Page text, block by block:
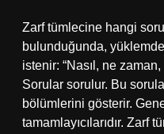
Zarf tümlecine hangi
bulunduğunda,
istenir: “Nasıl, ne
Sorular sorulur. Bu
bölümlerini gösterir.
tamamlayıcılarıdır. Zarf